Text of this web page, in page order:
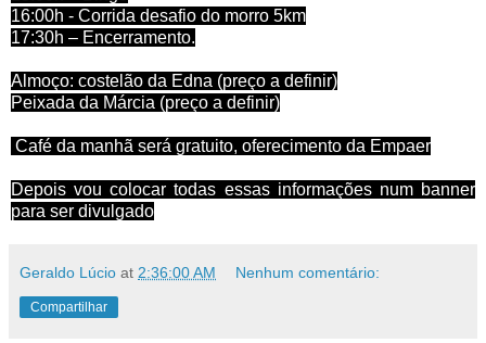
16:00h - Corrida desafio do morro 5km
17:30h – Encerramento.
Almoço: costelão da Edna (preço a definir)
Peixada da Márcia (preço a definir)
Café da manhã será gratuito, oferecimento da Empaer
Depois vou colocar todas essas informações num banner
para ser divulgado
Geraldo Lúcio at 2:36:00 AM Nenhum comentário:
Compartilhar